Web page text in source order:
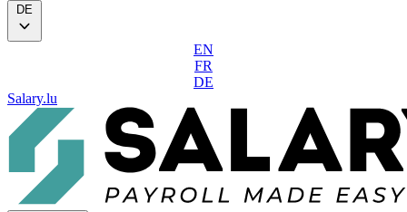
DE
EN
FR
DE
Salary.lu